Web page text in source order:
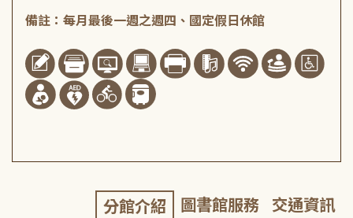
備註：每月最後一週之週四、國定假日休館
分館介紹 圖書館服務 交通資訊